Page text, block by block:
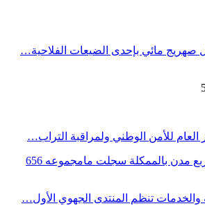
مائي بإحدى الضيعات الفلاحية…
العام للأمن الوطني ولمراقبة التراب…
2024 : مراكش ضمن أربع مدن بالممكلة سجلت مامجموعه 656
والخدمات تنظم المنتدى الجهوي الأول…